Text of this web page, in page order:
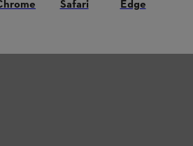
Safari Edge